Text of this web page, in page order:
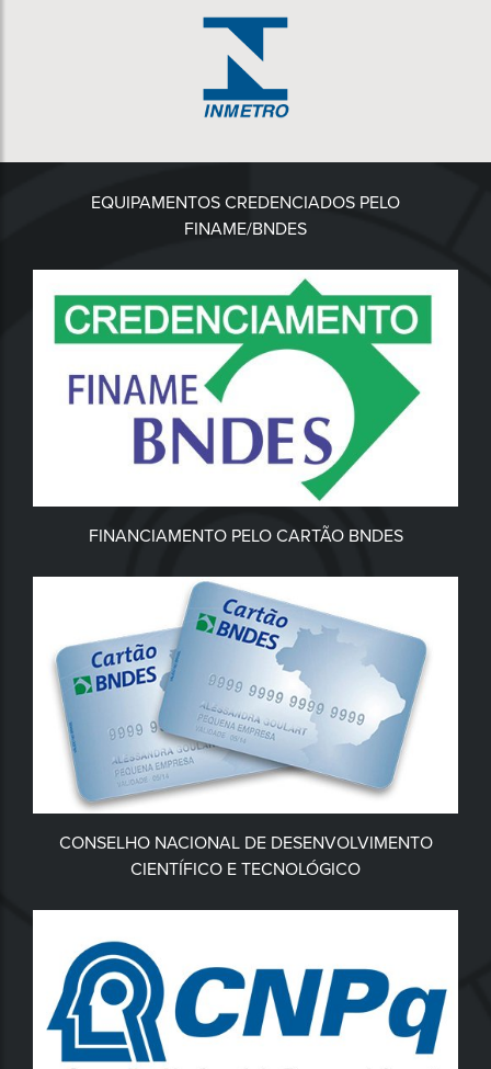
EQUIPAMENTOS CREDENCIADOS PELO
FINAME/BNDES
FINANCIAMENTO PELO CARTÃO BNDES
CONSELHO NACIONAL DE DESENVOLVIMENTO
CIENTÍFICO E TECNOLÓGICO